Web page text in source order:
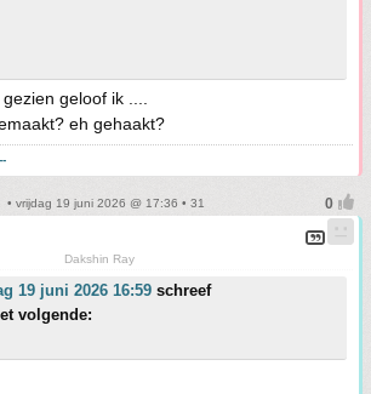
geloof ik ....
eh gehaakt?
• vrijdag 19 juni 2026 @ 17:36 • 31
Dakshin Ray
19 juni 2026 16:59 schreef
volgende: